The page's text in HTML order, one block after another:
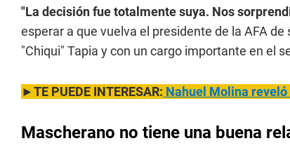
"La decisión fue totalmente suya. Nos
esperar a que vuelva el presidente de la AFA
"Chiqui" Tapia y con un cargo importante en el
►TE PUEDE INTERESAR: Nahuel Molina
Mascherano no tiene una buena